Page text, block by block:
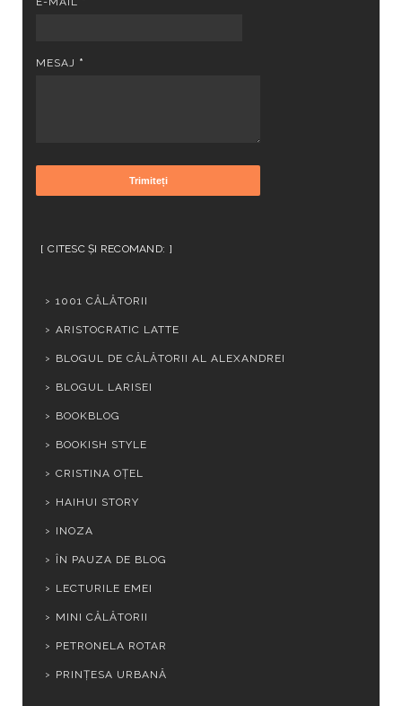
MESAJ *
CITESC ȘI RECOMAND:
1001 CĂLĂTORII
ARISTOCRATIC LATTE
BLOGUL DE CĂLĂTORII AL ALEXANDREI
BLOGUL LARISEI
BOOKBLOG
BOOKISH STYLE
CRISTINA OȚEL
HAIHUI STORY
INOZA
ÎN PAUZA DE BLOG
LECTURILE EMEI
MINI CĂLĂTORII
PETRONELA ROTAR
PRINȚESA URBANĂ